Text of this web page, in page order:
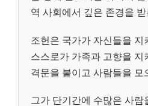
역 사회에서 깊은 존경을
조헌은 국가가 자신들을 지
스스로가 가족과 고향을 지
격문을 붙이고 사람들을 모
그가 단기간에 수많은 사람